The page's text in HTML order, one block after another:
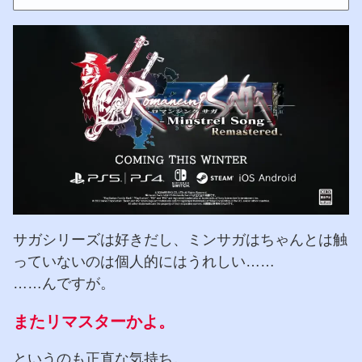
サガシリーズは好きだし、ミンサガはちゃんとは触
っていないのは個人的にはうれしい……
……んですが。
またリマスターかよ。
というのも正直な気持ち。